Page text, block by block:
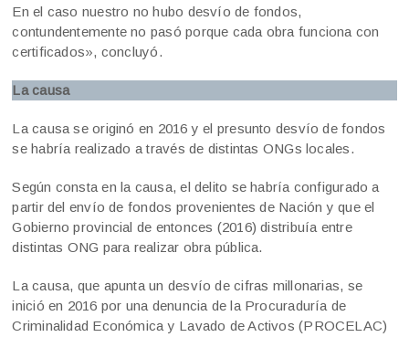
En el caso nuestro no hubo desvío de fondos,
contundentemente no pasó porque cada obra funciona con
certificados», concluyó.
La causa
La causa se originó en 2016 y el presunto desvío de fondos
se habría realizado a través de distintas ONGs locales.
Según consta en la causa, el delito se habría configurado a
partir del envío de fondos provenientes de Nación y que el
Gobierno provincial de entonces (2016) distribuía entre
distintas ONG para realizar obra pública.
La causa, que apunta un desvío de cifras millonarias, se
inició en 2016 por una denuncia de la Procuraduría de
Criminalidad Económica y Lavado de Activos (PROCELAC)